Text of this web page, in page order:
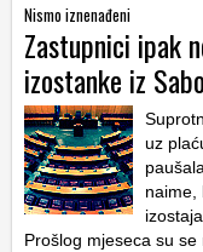
Nismo iznenađeni
Zastupnici ipak
izostanke iz
uz
naime,
Prošlog mjeseca su